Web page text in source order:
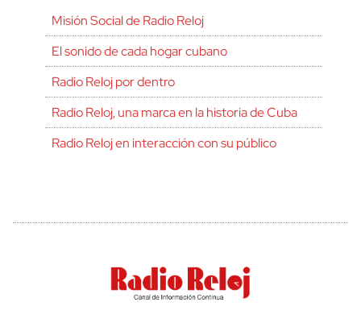
Misión Social de Radio Reloj
El sonido de cada hogar cubano
Radio Reloj por dentro
Radio Reloj, una marca en la historia de Cuba
Radio Reloj en interacción con su público